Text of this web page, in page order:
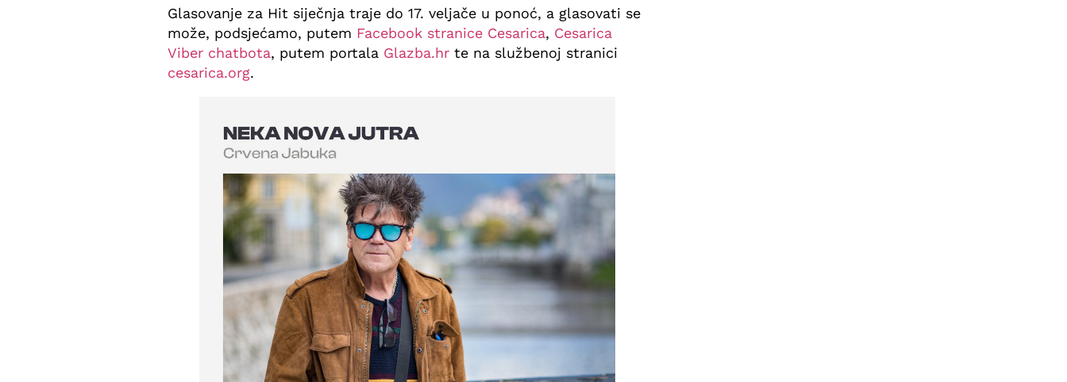
Glasovanje za Hit siječnja traje do 17. veljače u ponoć, a glasovati se
može, podsjećamo, putem Facebook stranice Cesarica, Cesarica
Viber chatbota, putem portala Glazba.hr te na službenoj stranici
cesarica.org.